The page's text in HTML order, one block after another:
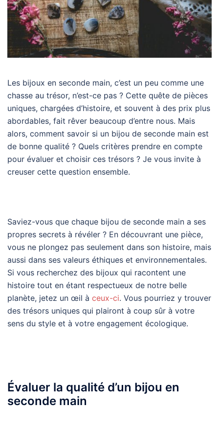
Les bijoux en seconde main, c’est un peu comme une
chasse au trésor, n’est-ce pas ? Cette quête de pièces
uniques, chargées d’histoire, et souvent à des prix plus
abordables, fait rêver beaucoup d’entre nous. Mais
alors, comment savoir si un bijou de seconde main est
de bonne qualité ? Quels critères prendre en compte
pour évaluer et choisir ces trésors ? Je vous invite à
creuser cette question ensemble.
Saviez-vous que chaque bijou de seconde main a ses
propres secrets à révéler ? En découvrant une pièce,
vous ne plongez pas seulement dans son histoire, mais
aussi dans ses valeurs éthiques et environnementales.
Si vous recherchez des bijoux qui racontent une
histoire tout en étant respectueux de notre belle
planète, jetez un œil à ceux-ci. Vous pourriez y trouver
des trésors uniques qui plairont à coup sûr à votre
sens du style et à votre engagement écologique.
Évaluer la qualité d’un bijou en
seconde main